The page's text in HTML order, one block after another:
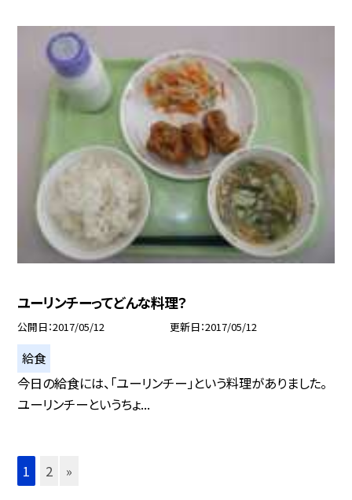
ユーリンチーってどんな料理？
公開日 2017/05/12 更新日 2017/05/12
給食
今日の給食には、「ユーリンチー」という料理がありました。
ユーリンチーというちょ...
1 2 »